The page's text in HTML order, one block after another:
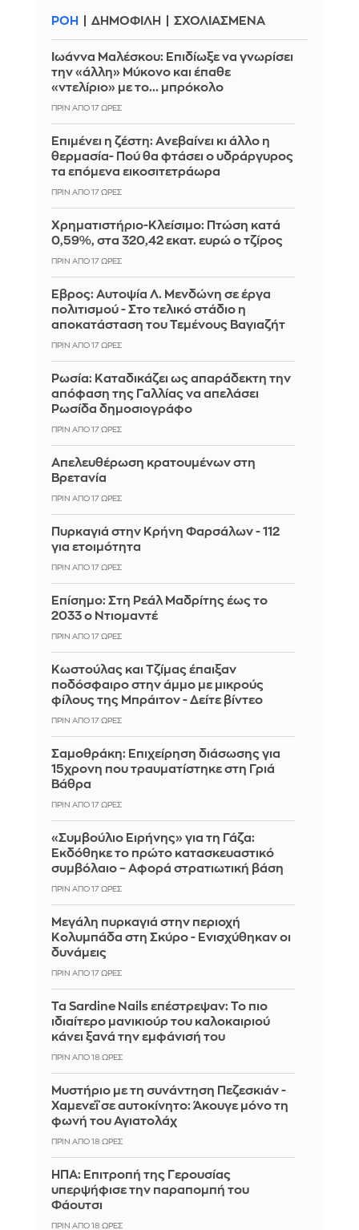
ΡΟΗ ΔΗΜΟΦΙΛΗ ΣΧΟΛΙΑΣΜΕΝΑ
Ιωάννα Μαλέσκου: Επιδίωξε να γνωρίσει
την «άλλη» Μύκονο και έπαθε
«ντελίριο» με το... μπρόκολο
ΠΡΙΝ ΑΠΌ 17 ΏΡΕΣ
Επιμένει η ζέστη: Aνεβαίνει κι άλλο η
θερμασία- Πού θα φτάσει ο υδράργυρος
τα επόμενα εικοσιτετράωρα
ΠΡΙΝ ΑΠΌ 17 ΏΡΕΣ
Χρηματιστήριο-Κλείσιμο: Πτώση κατά
0,59%, στα 320,42 εκατ. ευρώ ο τζίρος
ΠΡΙΝ ΑΠΌ 17 ΏΡΕΣ
Έβρος: Αυτοψία Λ. Μενδώνη σε έργα
πολιτισμού - Στο τελικό στάδιο η
αποκατάσταση του Τεμένους Βαγιαζήτ
ΠΡΙΝ ΑΠΌ 17 ΏΡΕΣ
Ρωσία: Kαταδικάζει ως απαράδεκτη την
απόφαση της Γαλλίας να απελάσει
Ρωσίδα δημοσιογράφο
ΠΡΙΝ ΑΠΌ 17 ΏΡΕΣ
Απελευθέρωση κρατουμένων στη
Βρετανία
ΠΡΙΝ ΑΠΌ 17 ΏΡΕΣ
Πυρκαγιά στην Κρήνη Φαρσάλων - 112
για ετοιμότητα
ΠΡΙΝ ΑΠΌ 17 ΏΡΕΣ
Επίσημο: Στη Ρεάλ Μαδρίτης έως το
2033 ο Ντιομαντέ
ΠΡΙΝ ΑΠΌ 17 ΏΡΕΣ
Κωστούλας και Τζίμας έπαιξαν
ποδόσφαιρο στην άμμο με μικρούς
φίλους της Μπράιτον - Δείτε βίντεο
ΠΡΙΝ ΑΠΌ 17 ΏΡΕΣ
Σαμοθράκη: Επιχείρηση διάσωσης για
15χρονη που τραυματίστηκε στη Γριά
Βάθρα
ΠΡΙΝ ΑΠΌ 17 ΏΡΕΣ
«Συμβούλιο Ειρήνης» για τη Γάζα:
Εκδόθηκε το πρώτο κατασκευαστικό
συμβόλαιο – Αφορά στρατιωτική βάση
ΠΡΙΝ ΑΠΌ 17 ΏΡΕΣ
Μεγάλη πυρκαγιά στην περιοχή
Κολυμπάδα στη Σκύρο - Ενισχύθηκαν οι
δυνάμεις
ΠΡΙΝ ΑΠΌ 17 ΏΡΕΣ
Τα Sardine Nails επέστρεψαν: Το πιο
ιδιαίτερο μανικιούρ του καλοκαιριού
κάνει ξανά την εμφάνισή του
ΠΡΙΝ ΑΠΌ 18 ΏΡΕΣ
Μυστήριο με τη συνάντηση Πεζεσκιάν -
Χαμενεΐ σε αυτοκίνητο: Άκουγε μόνο τη
φωνή του Αγιατολάχ
ΠΡΙΝ ΑΠΌ 18 ΏΡΕΣ
ΗΠΑ: Επιτροπή της Γερουσίας
υπερψήφισε την παραπομπή του
Φάουτσι
ΠΡΙΝ ΑΠΌ 18 ΏΡΕΣ